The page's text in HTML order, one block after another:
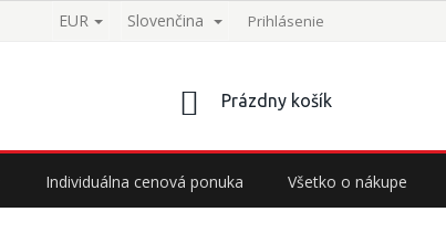
EUR Slovenčina Prihlásenie
NÁKUPNÝ
Prázdny košík
Individuálna cenová ponuka Všetko o nákupe